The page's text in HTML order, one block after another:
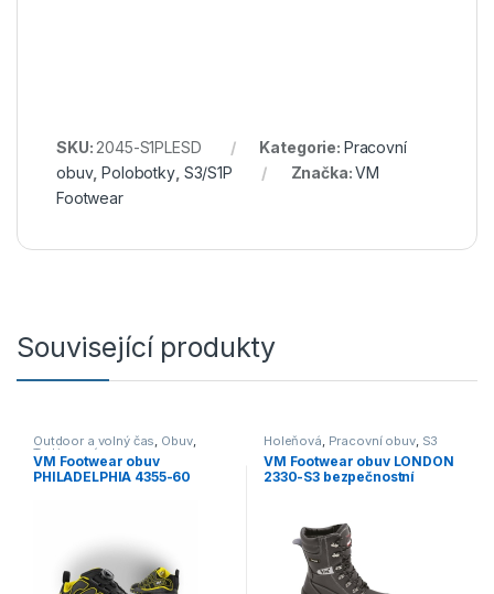
SKU: 2045-S1PLESD Kategorie: Pracovní
obuv,Polobotky, S3/S1P Značka:VM
Footwear
Související produkty
Outdoor a volný čas, Obuv,
Trekingová
VM Footwear obuv
PHILADELPHIA 4355-60
Holeňová, Pracovní obuv, S3
VM Footwear obuv LONDON
2330-S3 bezpečnostní